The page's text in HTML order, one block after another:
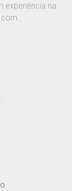
experiência na